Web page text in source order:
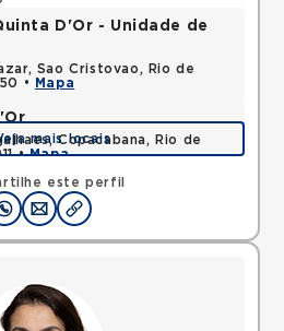
este perfil
D'Or - Unidade de
Sao Cristovao, Rio de
•
Mapa
Copacabana, Rio de
•Mapa
mais locais